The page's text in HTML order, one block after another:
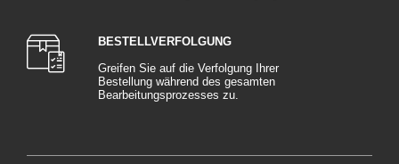
BESTELLVERFOLGUNG
Greifen Sie auf die Verfolgung Ihrer
Bestellung während des gesamten
Bearbeitungsprozesses zu.